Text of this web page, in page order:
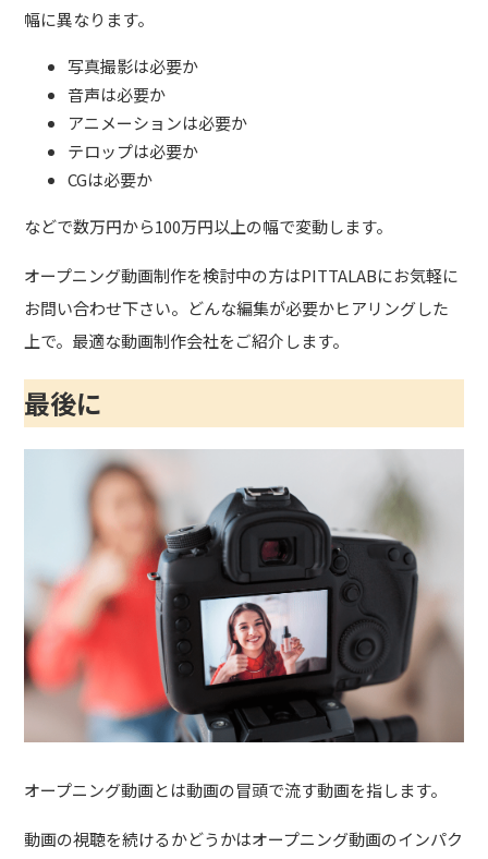
幅に異なります。
写真撮影は必要か
音声は必要か
アニメーションは必要か
テロップは必要か
CGは必要か
などで数万円から100万円以上の幅で変動します。
オープニング動画制作を検討中の方はPITTALABにお気軽に
お問い合わせ下さい。 どんな編集が必要かヒアリングした
上で。最適な動画制作会社をご紹介します。
最後に
オープニング動画とは動画の冒頭で流す動画を指します。
動画の視聴を続けるかどうかはオープニング動画のインパク